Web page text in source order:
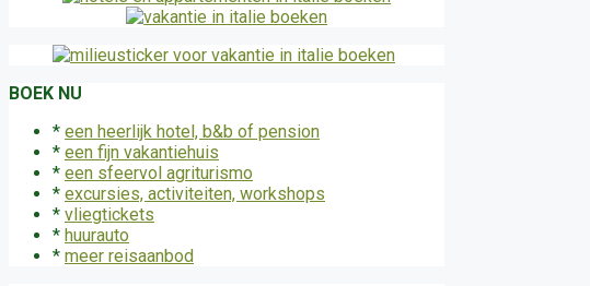
BOEK NU
* een heerlijk hotel, b&b of pension
* een fijn vakantiehuis
* een sfeervol agriturismo
* excursies, activiteiten, workshops
* vliegtickets
* huurauto
* meer reisaanbod